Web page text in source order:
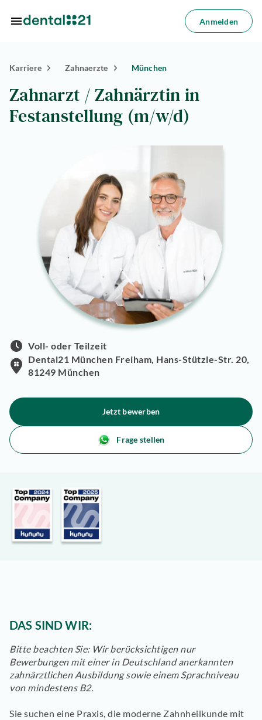
Anmelden
Karriere Zahnaerzte München
Zahnarzt / Zahnärztin in
Festanstellung (m/w/d)
Voll- oder Teilzeit
Dental21 München Freiham, Hans-Stützle-Str. 20,
81249 München
Jetzt bewerben
Frage stellen
DAS SIND WIR:
Bitte beachten Sie: Wir berücksichtigen nur
Bewerbungen mit einer in Deutschland anerkannten
zahnärztlichen Ausbildung sowie einem Sprachniveau
von mindestens B2.
Sie suchen eine Praxis, die moderne Zahnheilkunde mit